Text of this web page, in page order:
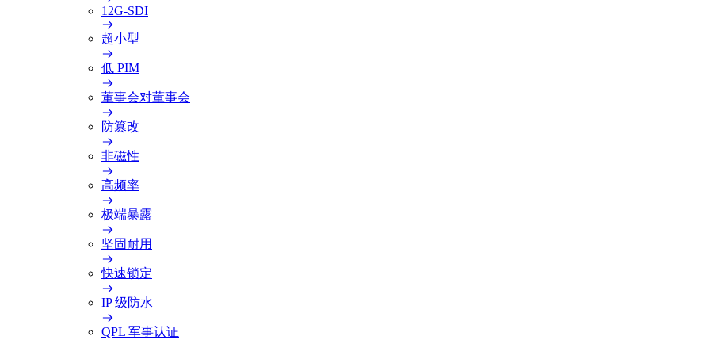
12G-SDI
超小型
低 PIM
董事会对董事会
防篡改
非磁性
高频率
极端暴露
坚固耐用
快速锁定
IP 级防水
QPL 军事认证